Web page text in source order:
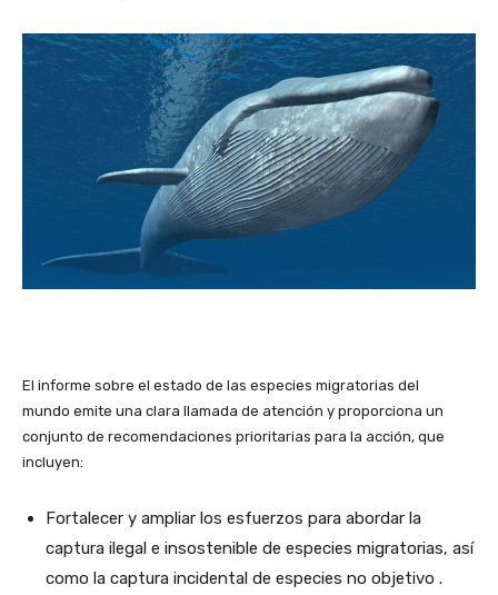
El informe sobre el estado de las especies migratorias del
mundo emite una clara llamada de atención y proporciona un
conjunto de recomendaciones prioritarias para la acción, que
incluyen:
Fortalecer y ampliar los esfuerzos para abordar la
captura ilegal e insostenible de especies migratorias, así
como la captura incidental de especies no objetivo .